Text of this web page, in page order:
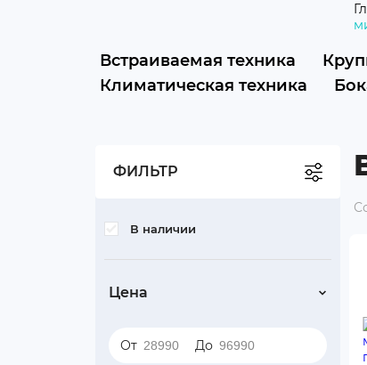
Аксессуары для бытовой
Встраиваемая техника
Климатическая техника
ФИЛЬТР
В наличии
Цена
От До